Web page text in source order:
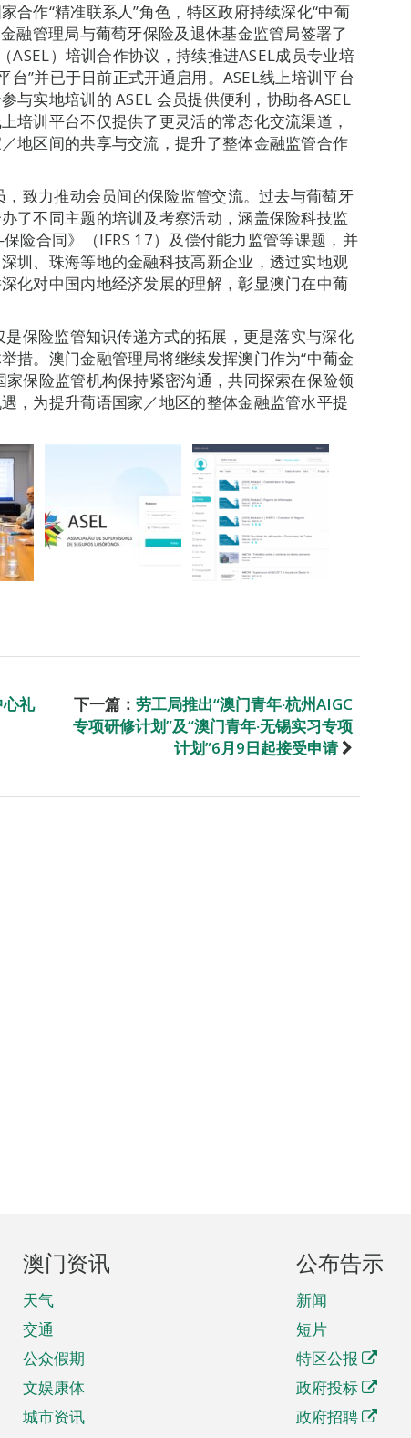
合作“精准联系人”角色，特区政府持续深化“中葡
融管理局与葡萄牙保险及退休基金监管局签署了
ASEL）培训合作协议，持续推进ASEL成员专业培
台”并已于日前正式开通启用。ASEL线上培训平台
与实地培训的 ASEL 会员提供便利，协助各ASEL
培训平台不仅提供了更灵活的常态化交流渠道，
地区间的共享与交流，提升了整体金融监管合作
致力推动会员间的保险监管交流。过去与葡萄牙
了不同主题的培训及考察活动，涵盖保险科技监
险合同》（IFRS 17）及偿付能力监管等课题，并
圳、珠海等地的金融科技高新企业，透过实地观
化对中国内地经济发展的理解，彰显澳门在中葡
保险监管知识传递方式的拓展，更是落实与深化
措。澳门金融管理局将继续发挥澳门作为“中葡金
保险监管机构保持紧密沟通，共同探索在保险领
，为提升葡语国家／地区的整体金融监管水平提
礼
下一篇： 劳工局推出“澳门青年‧杭州AIGC
专项研修计划”及“澳门青年‧无锡实习专项
计划”6月9日起接受申请
澳门资讯
天气
交通
公众假期
文娱康体
城市资讯
公布告示
新闻
短片
特区公报
政府投标
政府招聘